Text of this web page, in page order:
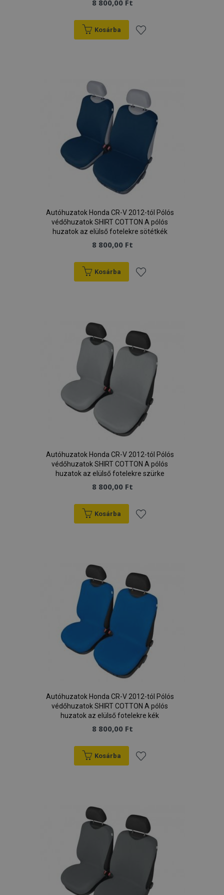
8 800,00 Ft
Kosárba
kívánságlistához
Autóhuzatok Honda CR-V 2012-tól Pólós
védőhuzatok SHIRT COTTON A pólós
huzatok az elülső fotelekre sötétkék
8 800,00 Ft
Kosárba
kívánságlistához
Autóhuzatok Honda CR-V 2012-tól Pólós
védőhuzatok SHIRT COTTON A pólós
huzatok az elülső fotelekre szürke
8 800,00 Ft
Kosárba
kívánságlistához
Autóhuzatok Honda CR-V 2012-tól Pólós
védőhuzatok SHIRT COTTON A pólós
huzatok az elülső fotelekre kék
8 800,00 Ft
Kosárba
kívánságlistához